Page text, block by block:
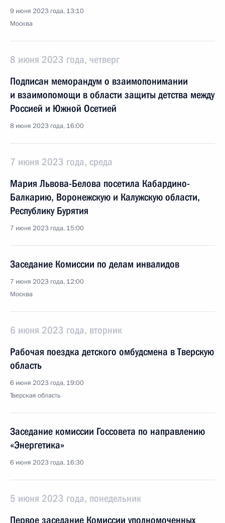
9 июня 2023 года, 13:10
Москва
8 июня 2023 года, четверг
Подписан меморандум о взаимопонимании
и взаимопомощи в области защиты детства между
Россией и Южной Осетией
8 июня 2023 года, 16:00
7 июня 2023 года, среда
Мария Львова-Белова посетила Кабардино-
Балкарию, Воронежскую и Калужскую области,
Республику Бурятия
7 июня 2023 года, 15:00
Заседание Комиссии по делам инвалидов
7 июня 2023 года, 12:00
Москва
6 июня 2023 года, вторник
Рабочая поездка детского омбудсмена в Тверскую
область
6 июня 2023 года, 19:00
Тверская область
Заседание комиссии Госсовета по направлению
«Энергетика»
6 июня 2023 года, 16:30
5 июня 2023 года, понедельник
Первое заседание Комиссии уполномоченных